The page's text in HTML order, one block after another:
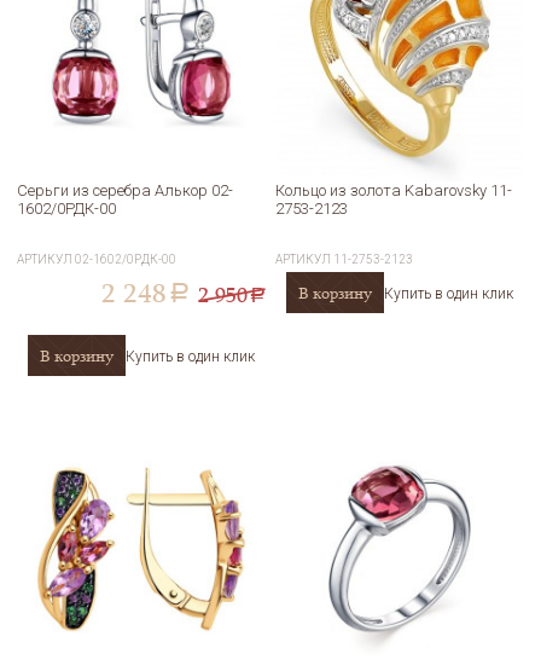
Серьги из серебра Алькор 02-
1602/0РДК-00
АРТИКУЛ02-1602/0РДК-00
2 248 a 2 950a
В корзину Купить в один клик
Кольцо из золота Kabarovsky 11-
2753-2123
АРТИКУЛ 11-2753-2123
В корзину Купить в один клик